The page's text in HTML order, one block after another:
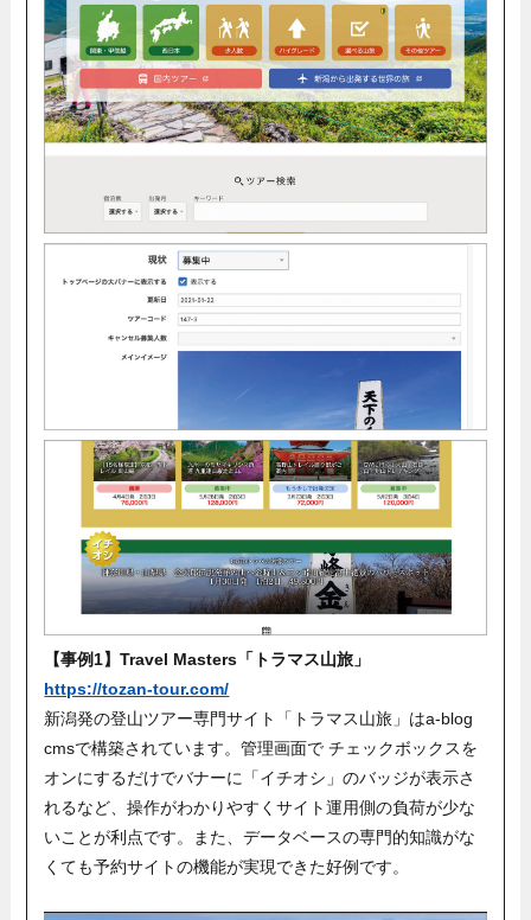
【事例1】Travel Masters「トラマス山旅」
https://tozan-tour.com/
新潟発の登山ツアー専門サイト「トラマス山旅」はa-blog
cmsで構築されています。管理画面で チェックボックスを
オンにするだけでバナーに「イチオシ」のバッジが表示さ
れるなど、操作がわかりやすくサイト運用側の負荷が少な
いことが利点です。また、データベースの専門的知識がな
くても予約サイトの機能が実現できた好例です。